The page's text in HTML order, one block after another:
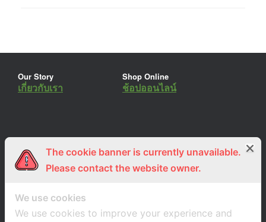
Our Story
เกี่ยวกับเรา
Shop Online
ช้อปออนไลน์
ร่วมงานกับเรา
สมัครงาน
Lemon Farm Cafe
ร้านอาหารอินทรีย์
The cookie banner is currently unavailable.
Please contact the website owner.
We use cookies
We use cookies to improve your experience and